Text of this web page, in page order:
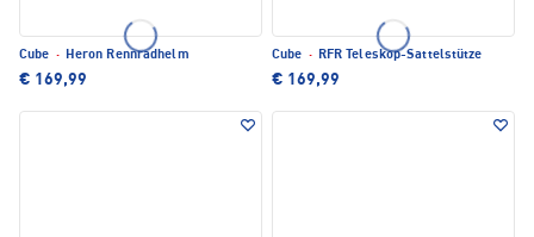
Cube · Heron Rennradhelm
€ 169,99
Cube · RFR Teleskop-Sattelstütze
€ 169,99